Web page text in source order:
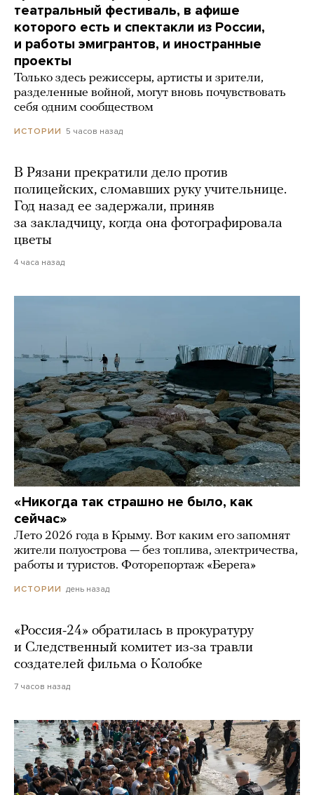
театральный фестиваль, в афише
которого есть и спектакли из России,
и работы эмигрантов, и иностранные
проекты
Только здесь режиссеры, артисты и зрители,
разделенные войной, могут вновь почувствовать
себя одним сообществом
ИСТОРИИ 5 часов назад
В Рязани прекратили дело против
полицейских, сломавших руку учительнице.
Год назад ее задержали, приняв
за закладчицу, когда она фотографировала
цветы
4 часа назад
«Никогда так страшно не было, как
сейчас»
Лето 2026 года в Крыму. Вот каким его запомнят
жители полуострова — без топлива, электричества,
работы и туристов. Фоторепортаж «Берега»
ИСТОРИИ день назад
«Россия-24» обратилась в прокуратуру
и Следственный комитет из-за травли
создателей фильма о Колобке
7 часов назад